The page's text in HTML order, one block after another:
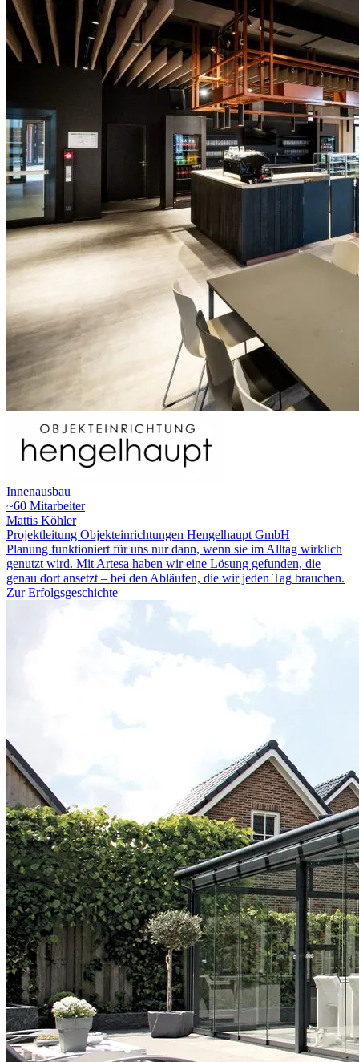
Innenausbau
~60 Mitarbeiter
Mattis Köhler
Projektleitung Objekteinrichtungen Hengelhaupt GmbH
Planung funktioniert für uns nur dann, wenn sie im Alltag wirklich
genutzt wird. Mit Artesa haben wir eine Lösung gefunden, die
genau dort ansetzt – bei den Abläufen, die wir jeden Tag brauchen.
Zur Erfolgsgeschichte